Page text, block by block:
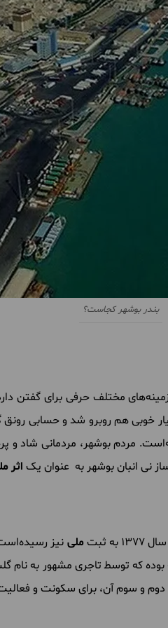
بندر بوشهر کجاست؟
مختلف حرفی برای گفتن
خوبی هم روبرو شد و حسابی رونق
مردم بوشهر، مردمانی شاد و
نی انبان بوشهر به عنوان یک اثر
ملی نیز
بوده که توسط تاجری مشهور به
و سوم آن، برای سکونت و